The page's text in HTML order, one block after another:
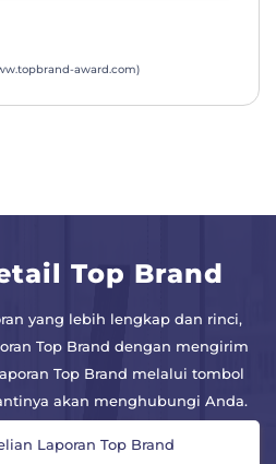
award.com)
Top Brand
yang lebih lengkap dan rinci,
Top Brand dengan mengirim
Top Brand melalui tombol
akan menghubungi Anda.
Laporan Top Brand